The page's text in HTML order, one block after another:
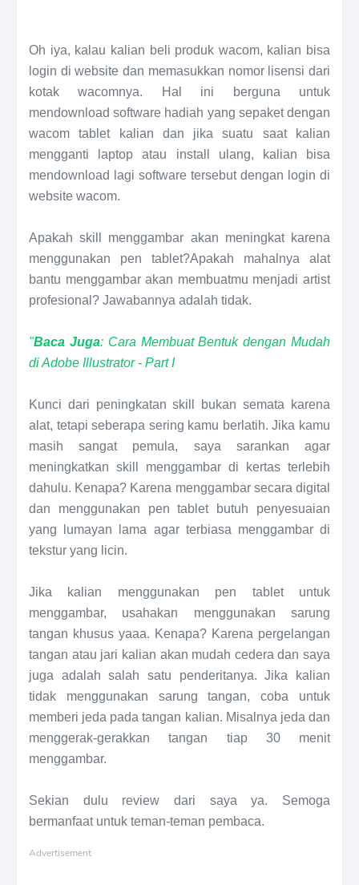
Oh iya, kalau kalian beli produk wacom, kalian bisa
login di website dan memasukkan nomor lisensi dari
kotak wacomnya. Hal ini berguna untuk
mendownload software hadiah yang sepaket dengan
wacom tablet kalian dan jika suatu saat kalian
mengganti laptop atau install ulang, kalian bisa
mendownload lagi software tersebut dengan login di
website wacom.
Apakah skill menggambar akan meningkat karena
menggunakan pen tablet?Apakah mahalnya alat
bantu menggambar akan membuatmu menjadi artist
profesional? Jawabannya adalah tidak.
"Baca Juga: Cara Membuat Bentuk dengan Mudah
di Adobe Illustrator - Part I
Kunci dari peningkatan skill bukan semata karena
alat, tetapi seberapa sering kamu berlatih. Jika kamu
masih sangat pemula, saya sarankan agar
meningkatkan skill menggambar di kertas terlebih
dahulu. Kenapa? Karena menggambar secara digital
dan menggunakan pen tablet butuh penyesuaian
yang lumayan lama agar terbiasa menggambar di
tekstur yang licin.
Jika kalian menggunakan pen tablet untuk
menggambar, usahakan menggunakan sarung
tangan khusus yaaa. Kenapa? Karena pergelangan
tangan atau jari kalian akan mudah cedera dan saya
juga adalah salah satu penderitanya. Jika kalian
tidak menggunakan sarung tangan, coba untuk
memberi jeda pada tangan kalian. Misalnya jeda dan
menggerak-gerakkan tangan tiap 30 menit
menggambar.
Sekian dulu review dari saya ya. Semoga
bermanfaat untuk teman-teman pembaca.
Advertisement